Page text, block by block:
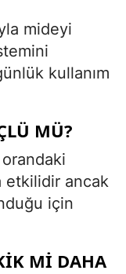
mideyi
kullanım
MÜ?
etkilidir ancak
için
MI DAHA